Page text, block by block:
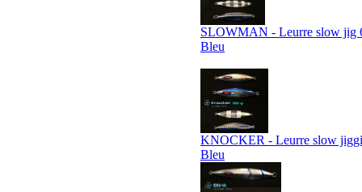
SLOWMAN - Leurre slow jig
Bleu
KNOCKER - Leurre slow
Bleu